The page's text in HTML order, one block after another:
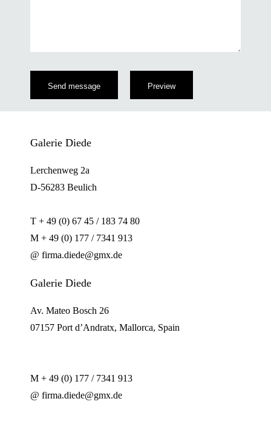
Galerie Diede
Lerchenweg 2a
D-56283 Beulich
T + 49 (0) 67 45 / 183 74 80
M + 49 (0) 177 / 7341 913
@ firma.diede@gmx.de
Galerie Diede
Av. Mateo Bosch 26
07157 Port d’Andratx, Mallorca, Spain
M + 49 (0) 177 / 7341 913
@ firma.diede@gmx.de